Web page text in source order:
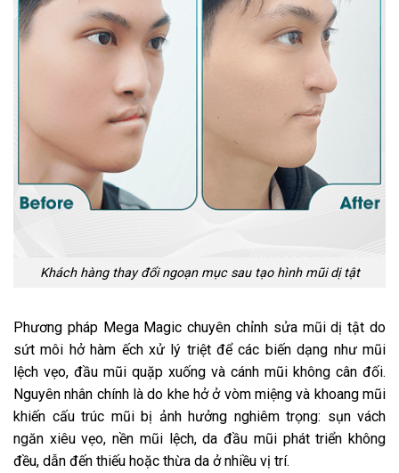
Khách hàng thay đổi ngoạn mục sau tạo hình mũi dị tật
Phương pháp Mega Magic chuyên chỉnh sửa mũi dị tật do
sứt môi hở hàm ếch xử lý triệt để các biến dạng như mũi
lệch vẹo, đầu mũi quặp xuống và cánh mũi không cân đối.
Nguyên nhân chính là do khe hở ở vòm miệng và khoang mũi
khiến cấu trúc mũi bị ảnh hưởng nghiêm trọng: sụn vách
ngăn xiêu vẹo, nền mũi lệch, da đầu mũi phát triển không
đều, dẫn đến thiếu hoặc thừa da ở nhiều vị trí.